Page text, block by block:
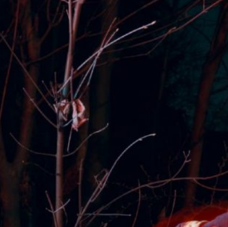
20.04.2026
Gemeinschaft,
Feuerwehrfest auf
begeisterte